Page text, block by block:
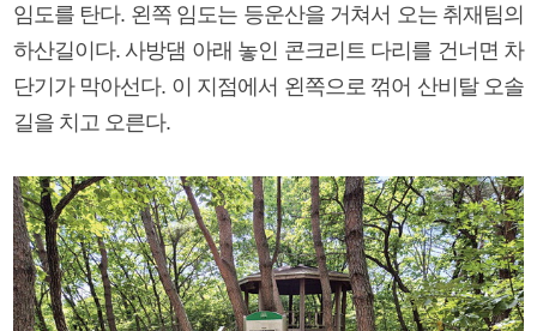
임도를 탄다. 왼쪽 임도는 등운산을 거쳐서 오는 취재팀의
하산길이다. 사방댐 아래 놓인 콘크리트 다리를 건너면 차
단기가 막아선다. 이 지점에서 왼쪽으로 꺾어 산비탈 오솔
길을 치고 오른다.